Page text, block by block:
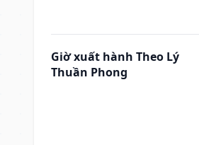
Giờ xuất hành Theo Lý
Thuần Phong